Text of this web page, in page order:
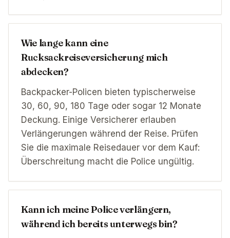
Wie lange kann eine
Rucksackreiseversicherung mich
abdecken?
Backpacker-Policen bieten typischerweise
30, 60, 90, 180 Tage oder sogar 12 Monate
Deckung. Einige Versicherer erlauben
Verlängerungen während der Reise. Prüfen
Sie die maximale Reisedauer vor dem Kauf:
Überschreitung macht die Police ungültig.
Kann ich meine Police verlängern,
während ich bereits unterwegs bin?